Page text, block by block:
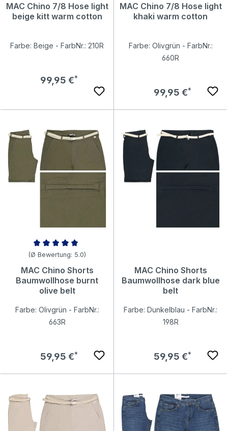
MAC Chino 7/8 Hose light
beige kitt warm cotton
Farbe: Beige - FarbNr.: 210R
Regulärer Preis:
99,95 €
MAC Chino 7/8 Hose light
khaki warm cotton
Farbe: Olivgrün - FarbNr.:
660R
Regulärer Preis:
99,95 €
Durchschnittliche Bewertung von 5 von 5 Sternen
(Ø Bewertung: 5.0)
MAC Chino Shorts
Baumwollhose burnt
olive belt
Farbe: Olivgrün - FarbNr.:
663R
Regulärer Preis:
59,95 €
MAC Chino Shorts
Baumwollhose dark blue
belt
Farbe: Dunkelblau - FarbNr.:
198R
Regulärer Preis:
59,95 €